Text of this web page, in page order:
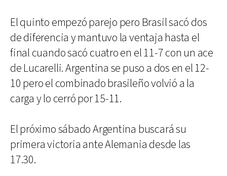
El quinto empezó parejo pero Brasil sacó dos
de diferencia y mantuvo la ventaja hasta el
final cuando sacó cuatro en el 11-7 con un ace
de Lucarelli. Argentina se puso a dos en el 12-
10 pero el combinado brasileño volvió a la
carga y lo cerró por 15-11.
El próximo sábado Argentina buscará su
primera victoria ante Alemania desde las
17.30.